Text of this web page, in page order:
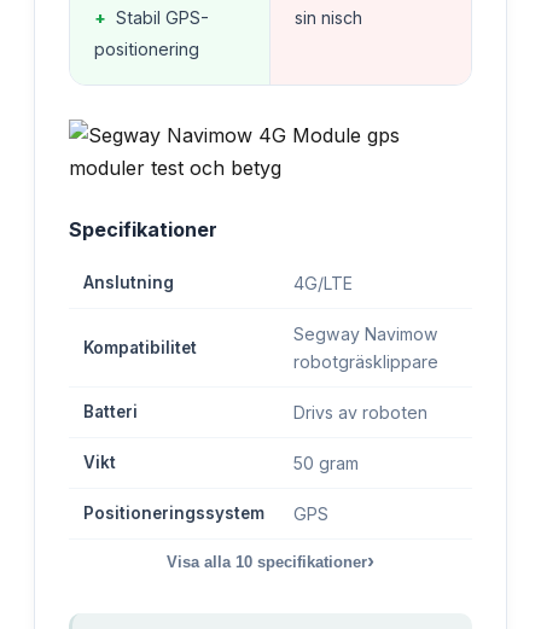
+ Stabil GPS-
positionering
sin nisch
Specifikationer
Anslutning 4G/LTE
Kompatibilitet
Segway Navimow
robotgräsklippare
Batteri Drivs av roboten
Vikt 50 gram
Positioneringssystem GPS
Visa alla 10 specifikationer›